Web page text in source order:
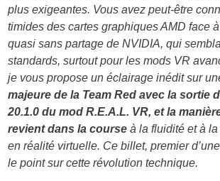
plus exigeantes. Vous avez peut-être
timides des cartes graphiques AMD face
quasi sans partage de NVIDIA, qui
standards, surtout pour les mods VR
je vous propose un éclairage inédit sur
majeure de la Team Red avec la sortie
20.1.0 du mod R.E.A.L. VR, et la
revient dans la course à la fluidité et à
en réalité virtuelle. Ce billet, premier
le point sur cette révolution technique.